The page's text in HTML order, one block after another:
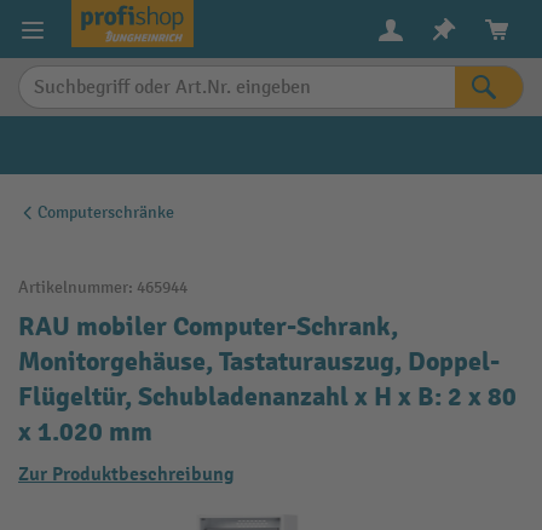
springen
Computerschränke
Artikelnummer: 465944
RAU mobiler Computer-Schrank,
Monitorgehäuse, Tastaturauszug, Doppel-
Flügeltür, Schubladenanzahl x H x B: 2 x 80
x 1.020 mm
Zur Produktbeschreibung